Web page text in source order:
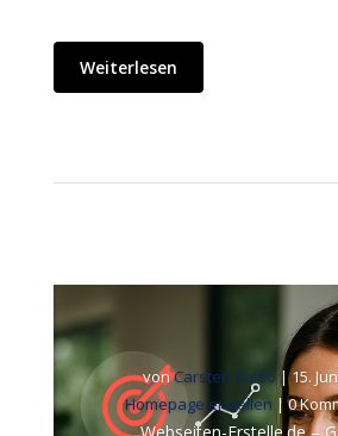
Weiterlesen
vonCarsten Soldo|15.
Homepage erstellen | 0
Webseiten-Erstelle.de –